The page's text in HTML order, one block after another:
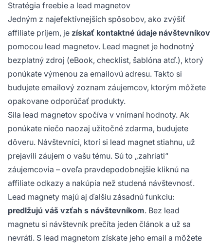
Stratégia freebie a lead magnetov
Jedným z najefektívnejších spôsobov, ako zvýšiť
affiliate príjem, je získať kontaktné údaje návštevníkov
pomocou lead magnetov. Lead magnet je hodnotný
bezplatný zdroj (eBook, checklist, šablóna atď.), ktorý
ponúkate výmenou za emailovú adresu. Takto si
budujete emailový zoznam záujemcov, ktorým môžete
opakovane odporúčať produkty.
Sila lead magnetov spočíva v vnímaní hodnoty. Ak
ponúkate niečo naozaj užitočné zdarma, budujete
dôveru. Návštevníci, ktorí si lead magnet stiahnu, už
prejavili záujem o vašu tému. Sú to „zahriati“
záujemcovia – oveľa pravdepodobnejšie kliknú na
affiliate odkazy a nakúpia než studená návštevnosť.
Lead magnety majú aj ďalšiu zásadnú funkciu:
predlžujú váš vzťah s návštevníkom. Bez lead
magnetu si návštevník prečíta jeden článok a už sa
nevráti. S lead magnetom získate jeho email a môžete